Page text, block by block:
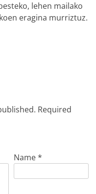
lehen mailako
eragina murriztuz.
Required
Name*